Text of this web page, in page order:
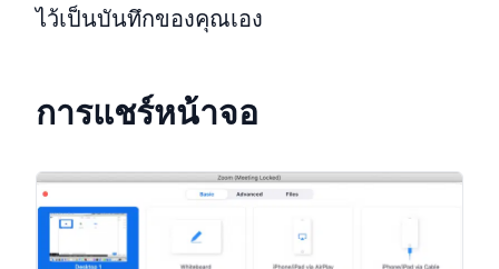
ไว้เป็นบันทึกของคุณเอง
การแชร์หน้าจอ